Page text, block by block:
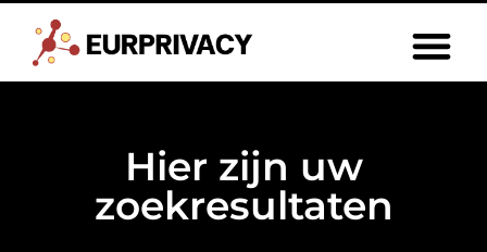
Hier zijn uw
zoekresultaten